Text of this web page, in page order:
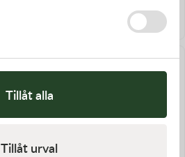
Tillåt alla
Tillåt urval